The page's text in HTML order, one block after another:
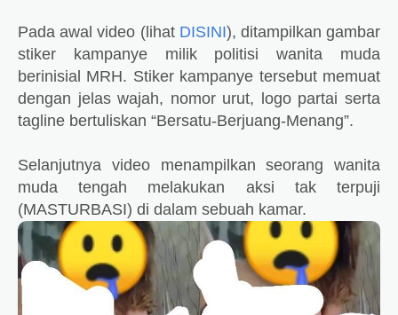
Pada awal video (lihat DISINI), ditampilkan gambar
stiker kampanye milik politisi wanita muda
berinisial MRH. Stiker kampanye tersebut memuat
dengan jelas wajah, nomor urut, logo partai serta
tagline bertuliskan “Bersatu-Berjuang-Menang”.
Selanjutnya video menampilkan seorang wanita
muda tengah melakukan aksi tak terpuji
(MASTURBASI) di dalam sebuah kamar.